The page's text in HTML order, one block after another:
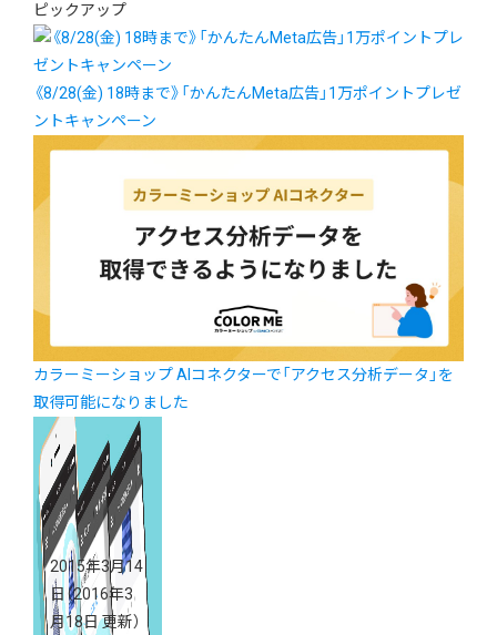
ピックアップ
《8/28(金) 18時まで》「かんたんMeta広告」1万ポイントプレゼ
ントキャンペーン
カラーミーショップ AIコネクターで「アクセス分析データ」を
取得可能になりました
2015年3月14
日 （2016年3
月18日 更新）